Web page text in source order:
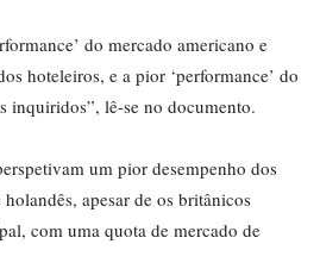
do mercado americano e
hoteleiros, e a pior ‘performance’ do
inquiridos”, lê-se no documento.
um pior desempenho dos
apesar de os britânicos
com uma quota de mercado de